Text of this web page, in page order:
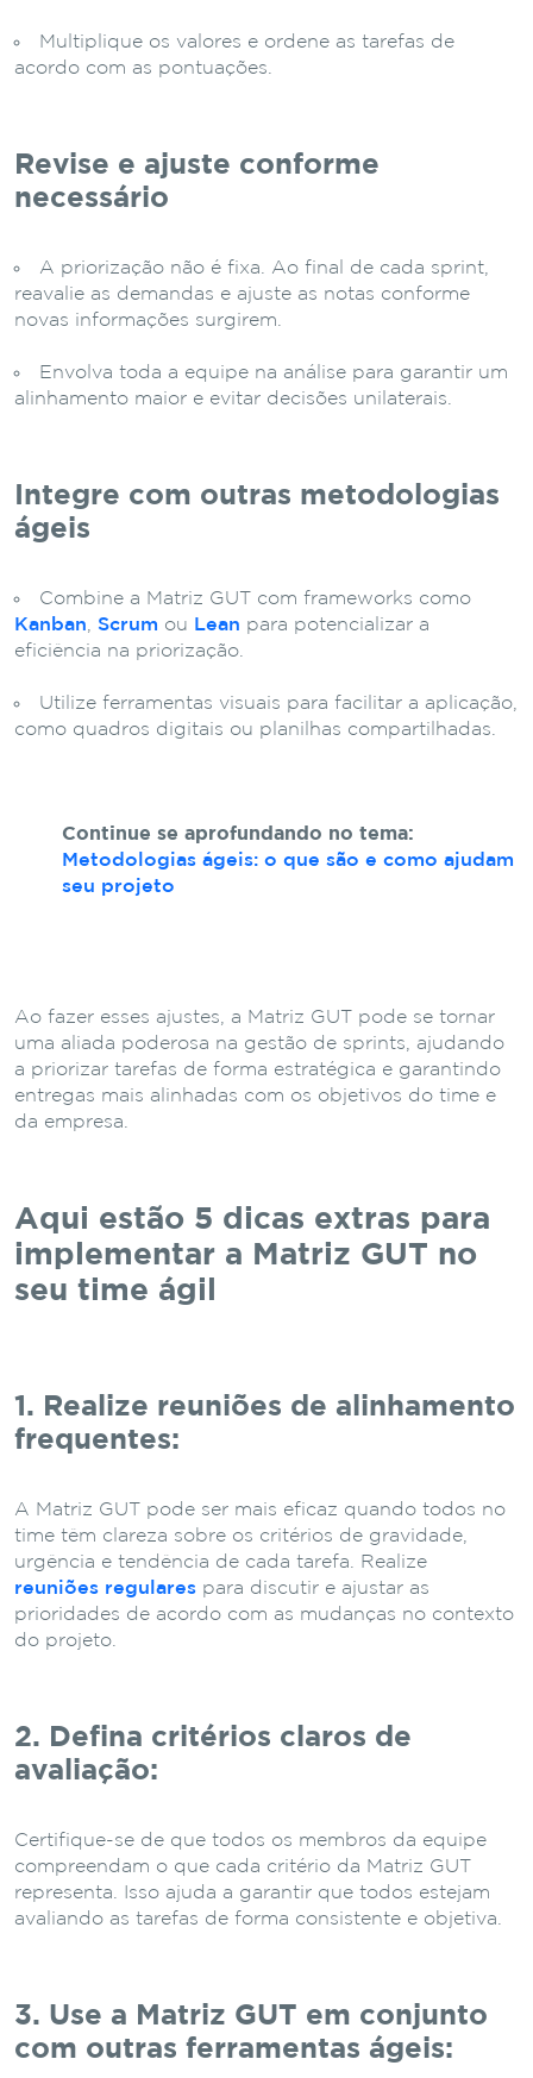
Multiplique os valores e ordene as tarefas de
acordo com as pontuações.
Revise e ajuste conforme
necessário
A priorização não é fixa. Ao final de cada sprint,
reavalie as demandas e ajuste as notas conforme
novas informações surgirem.
Envolva toda a equipe na análise para garantir um
alinhamento maior e evitar decisões unilaterais.
Integre com outras metodologias
ágeis
Combine a Matriz GUT com frameworks como
Kanban
Scrum ou Lean para potencializar a
eficiência na priorização.
Utilize ferramentas visuais para facilitar a aplicação,
como quadros digitais ou planilhas compartilhadas.
Continue se aprofundando no tema:
Metodologias ágeis: o que são e como ajudam
seu projeto
Ao fazer esses ajustes, a Matriz GUT pode se tornar
uma aliada poderosa na gestão de sprints, ajudando
a priorizar tarefas de forma estratégica e garantindo
entregas mais alinhadas com os objetivos do time e
da empresa.
Aqui estão 5 dicas extras para
implementar a Matriz GUT no
seu time ágil
1. Realize reuniões de alinhamento
frequentes:
A Matriz GUT pode ser mais eficaz quando todos no
time têm clareza sobre os critérios de gravidade,
urgência e tendência de cada tarefa. Realize
reuniões regulares para discutir e ajustar as
prioridades de acordo com as mudanças no contexto
do projeto.
2. Defina critérios claros de
avaliação:
Certifique-se de que todos os membros da equipe
compreendam o que cada critério da Matriz GUT
representa. Isso ajuda a garantir que todos estejam
avaliando as tarefas de forma consistente e objetiva.
3. Use a Matriz GUT em conjunto
com outras ferramentas ágeis: